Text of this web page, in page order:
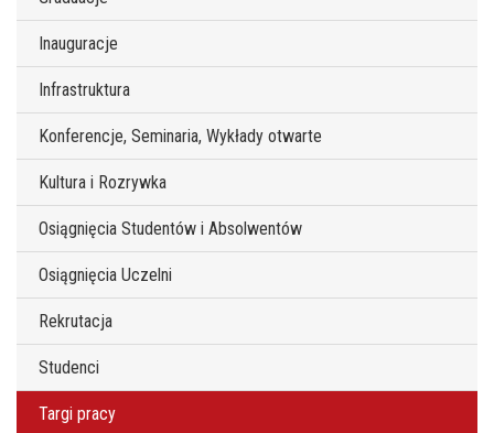
Inauguracje
Infrastruktura
Konferencje, Seminaria, Wykłady otwarte
Kultura i Rozrywka
Osiągnięcia Studentów i Absolwentów
Osiągnięcia Uczelni
Rekrutacja
Studenci
Targi pracy